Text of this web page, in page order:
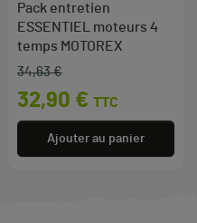
Pack entretien
ESSENTIEL moteurs 4
temps MOTOREX
Prix de base
34,63 €
Prix
32,90 € TTC
Ajouter au panier